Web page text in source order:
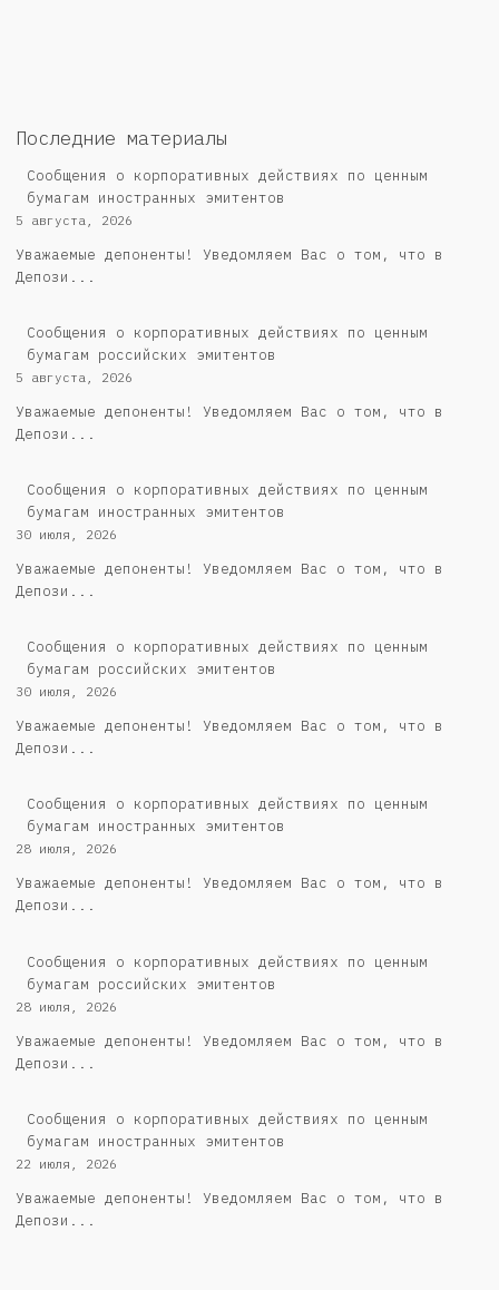
Последние материалы
Сообщения о корпоративных действиях по ценным
бумагам иностранных эмитентов
5 августа, 2026
Уважаемые депоненты! Уведомляем Вас о том, что в
Депози...
Cообщения о корпоративных действиях по ценным
бумагам российских эмитентов
5 августа, 2026
Уважаемые депоненты! Уведомляем Вас о том, что в
Депози...
Сообщения о корпоративных действиях по ценным
бумагам иностранных эмитентов
30 июля, 2026
Уважаемые депоненты! Уведомляем Вас о том, что в
Депози...
Cообщения о корпоративных действиях по ценным
бумагам российских эмитентов
30 июля, 2026
Уважаемые депоненты! Уведомляем Вас о том, что в
Депози...
Сообщения о корпоративных действиях по ценным
бумагам иностранных эмитентов
28 июля, 2026
Уважаемые депоненты! Уведомляем Вас о том, что в
Депози...
Cообщения о корпоративных действиях по ценным
бумагам российских эмитентов
28 июля, 2026
Уважаемые депоненты! Уведомляем Вас о том, что в
Депози...
Сообщения о корпоративных действиях по ценным
бумагам иностранных эмитентов
22 июля, 2026
Уважаемые депоненты! Уведомляем Вас о том, что в
Депози...